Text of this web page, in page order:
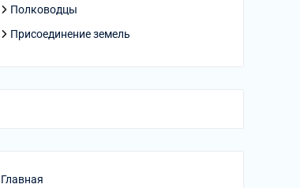
Полководцы
Присоединение земель
Главная